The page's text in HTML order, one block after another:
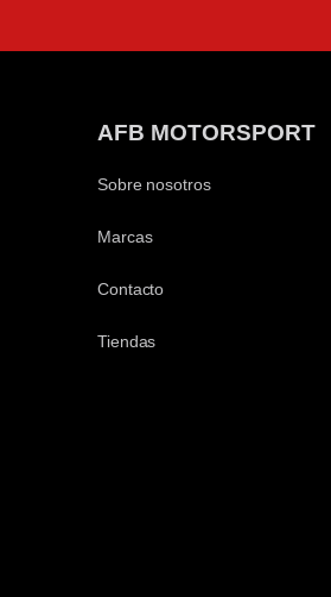
AFB MOTORSPORT
Sobre nosotros
Marcas
Contacto
Tiendas